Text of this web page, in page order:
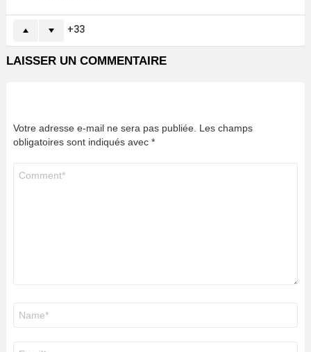
33
LAISSER UN COMMENTAIRE
Votre adresse e-mail ne sera pas publiée. Les champs
obligatoires sont indiqués avec *